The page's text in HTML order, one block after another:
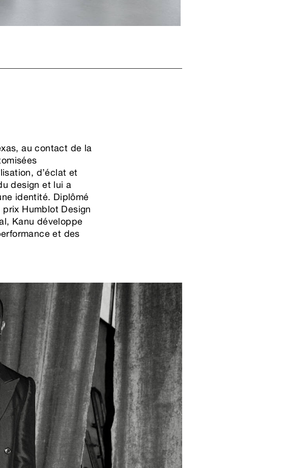
au contact de la
d’éclat et
design et lui a
identité. Diplômé
Humblot Design
Kanu développe
et des